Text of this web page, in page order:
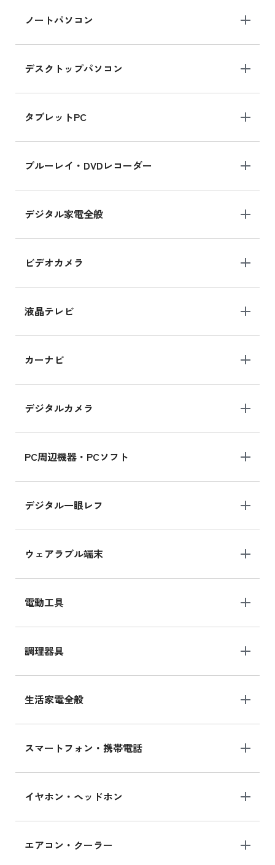
ノートパソコン
デスクトップパソコン
タブレットPC
ブルーレイ・DVDレコーダー
デジタル家電全般
ビデオカメラ
液晶テレビ
カーナビ
デジタルカメラ
PC周辺機器・PCソフト
デジタル一眼レフ
ウェアラブル端末
電動工具
調理器具
生活家電全般
スマートフォン・携帯電話
イヤホン・ヘッドホン
エアコン・クーラー
ら
iPad mini シリーズ 2024
iPad mini 8.3インチ の新品買取価格
iPhone 16 シリーズ
iPhone 16 の新品買取価格
iPad Air 11インチ シリーズ
iPad Air 11インチ の新品買取価格
iPhone 15 128GB シリーズ
iPhone 15 128GB の新品買取価格
MK2K3J/Aの新品買取価格はこちら